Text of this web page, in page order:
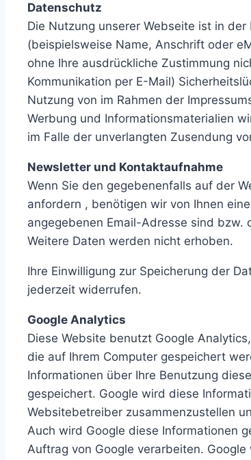
Datenschutz
Die Nutzung unserer Webseite ist in
(beispielsweise Name, Anschrift oder
ohne Ihre ausdrückliche Zustimmung
Kommunikation per E-Mail)
Nutzung von im Rahmen der
Werbung und Informationsmaterialien
im Falle der unverlangten Zusendung
Newsletter und Kontaktaufnahme
Wenn Sie den gegebenenfalls auf der
anfordern , benötigen wir von Ihnen
angegebenen Email-Adresse sind
Weitere Daten werden nicht erhoben.
Ihre Einwilligung zur Speicherung der
jederzeit widerrufen.
Google Analytics
Diese Website benutzt Google
die auf Ihrem Computer gespeichert
Informationen über Ihre Benutzung
gespeichert. Google wird diese
Websitebetreiber zusammenzustellen
Auch wird Google diese Informationen
Auftrag von Google verarbeiten.